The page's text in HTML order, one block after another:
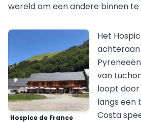
wereld om een andere binnen te
Hospice de France
Het
achteraan
van
loopt
langs een
Costa